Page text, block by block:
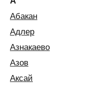
Абакан
Адлер
Азнакаево
Азов
Аксай